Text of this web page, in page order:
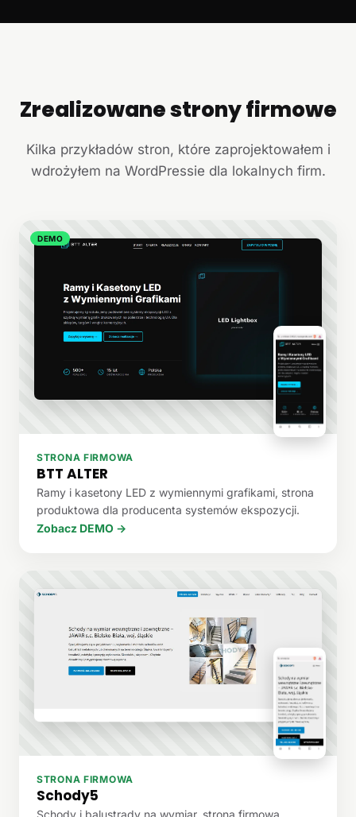
+
Zrealizowane strony firmowe
Kilka przykładów stron, które zaprojektowałem i
wdrożyłem na WordPressie dla lokalnych firm.
DEMO
STRONA FIRMOWA
BTT ALTER
Ramy i kasetony LED z wymiennymi grafikami, strona
produktowa dla producenta systemów ekspozycji.
Zobacz DEMO →
STRONA FIRMOWA
Schody5